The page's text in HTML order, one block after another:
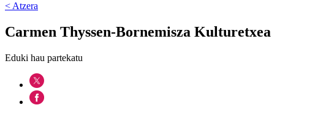
< Atzera
Carmen Thyssen-Bornemisza Kulturetxea
Eduki hau partekatu